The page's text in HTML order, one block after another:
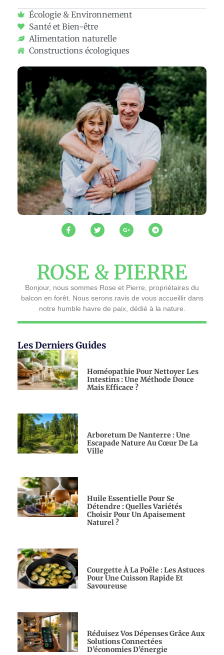
Écologie & Environnement
Santé et Bien-être
Alimentation naturelle
Constructions écologiques
ROSE & PIERRE
Bonjour, nous sommes Rose et Pierre, propriétaires du
balcon en forêt. Nous serons ravis de vous accueillir dans
notre humble havre de paix, dédié à la nature.
Les Derniers Guides
Homéopathie Pour Nettoyer Les
Intestins : Une Méthode Douce
Mais Efficace ?
Arboretum De Nanterre : Une
Escapade Nature Au Cœur De La
Ville
Huile Essentielle Pour Se
Détendre : Quelles Variétés
Choisir Pour Un Apaisement
Naturel ?
Courgette À La Poêle : Les Astuces
Pour Une Cuisson Rapide Et
Savoureuse
Réduisez Vos Dépenses Grâce Aux
Solutions Connectées
D’économies D’énergie